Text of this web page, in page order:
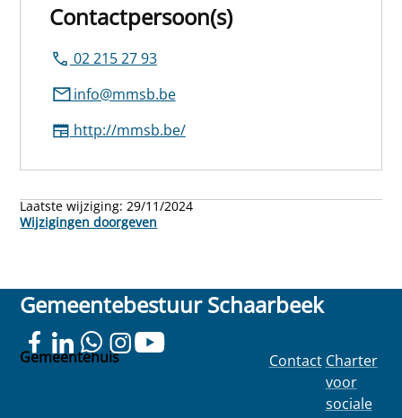
Contactpersoon(s)
02 215 27 93
info@mmsb.be
http://mmsb.be/
Laatste wijziging:29/11/2024
Wijzigingen doorgeven
Gemeentebestuur Schaarbeek
Gemeentehuis
Contact Charter
voor
sociale